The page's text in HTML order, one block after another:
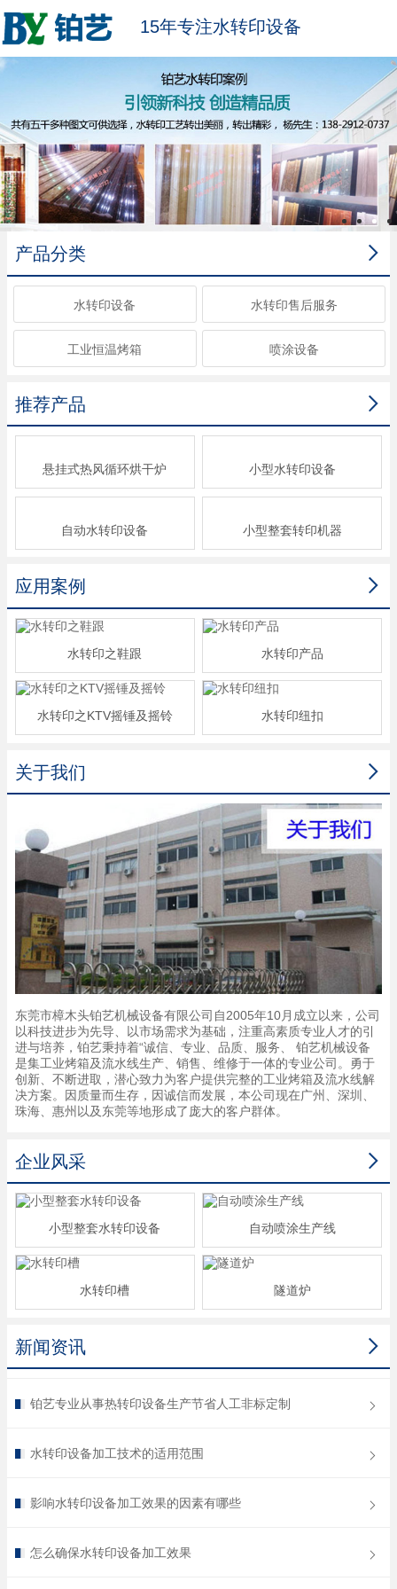
15年专注水转印设备

产品分类
水转印设备 水转印售后服务
工业恒温烤箱 喷涂设备

推荐产品
悬挂式热风循环烘干炉 小型水转印设备
自动水转印设备 小型整套转印机器

应用案例
水转印之鞋跟 水转印产品
水转印之KTV摇锤及摇铃 水转印纽扣

关于我们
东莞市樟木头铂艺机械设备有限公司自2005年10月成立以来，公司
以科技进步为先导、以市场需求为基础，注重高素质专业人才的引
进与培养，铂艺秉持着“诚信、专业、品质、服务、 铂艺机械设备
是集工业烤箱及流水线生产、销售、维修于一体的专业公司。勇于
创新、不断进取，潜心致力为客户提供完整的工业烤箱及流水线解
决方案。因质量而生存，因诚信而发展，本公司现在广州、深圳、
珠海、惠州以及东莞等地形成了庞大的客户群体。

企业风采
小型整套水转印设备 自动喷涂生产线
水转印槽 隧道炉

新闻资讯
铂艺专业从事热转印设备生产节省人工非标定制
水转印设备加工技术的适用范围
影响水转印设备加工效果的因素有哪些
怎么确保水转印设备加工效果